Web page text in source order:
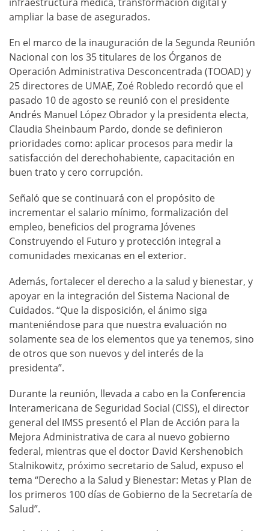
ampliar la base de asegurados.
En el marco de la inauguración de la Segunda Reunión
Nacional con los 35 titulares de los Órganos de
Operación Administrativa Desconcentrada (TOOAD) y
25 directores de UMAE, Zoé Robledo recordó que el
pasado 10 de agosto se reunió con el presidente
Andrés Manuel López Obrador y la presidenta electa,
Claudia Sheinbaum Pardo, donde se definieron
prioridades como: aplicar procesos para medir la
satisfacción del derechohabiente, capacitación en
buen trato y cero corrupción.
Señaló que se continuará con el propósito de
incrementar el salario mínimo, formalización del
empleo, beneficios del programa Jóvenes
Construyendo el Futuro y protección integral a
comunidades mexicanas en el exterior.
Además, fortalecer el derecho a la salud y bienestar, y
apoyar en la integración del Sistema Nacional de
Cuidados. “Que la disposición, el ánimo siga
manteniéndose para que nuestra evaluación no
solamente sea de los elementos que ya tenemos, sino
de otros que son nuevos y del interés de la
presidenta”.
Durante la reunión, llevada a cabo en la Conferencia
Interamericana de Seguridad Social (CISS), el director
general del IMSS presentó el Plan de Acción para la
Mejora Administrativa de cara al nuevo gobierno
federal, mientras que el doctor David Kershenobich
Stalnikowitz, próximo secretario de Salud, expuso el
tema “Derecho a la Salud y Bienestar: Metas y Plan de
los primeros 100 días de Gobierno de la Secretaría de
Salud”.